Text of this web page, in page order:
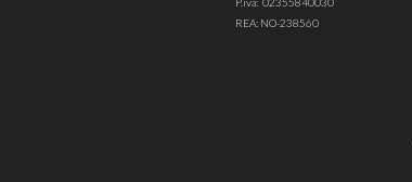
REA: NO-238560